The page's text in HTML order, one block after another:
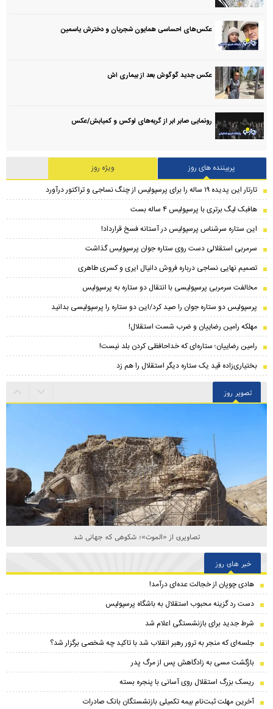
عکس‌های احساسی همایون شجریان و دخترش یاسمین
عکس جدید گوگوش بعد از بیماری اش
رونمایی صابر ابر از گربه‌های لوکس و کمیابش/عکس
پربیننده های روز
ویژه روز
تارتار این پدیده ۱۹ ساله را برای پرسپولیس از چنگ نساجی و تراکتور درآورد
هافبک لیگ برتری با پرسپولیس ۴ ساله بست
این ستاره سرشناس پرسپولیس در آستانه فسخ قرارداد!
سرمربی استقلالی دست روی ستاره جوان پرسپولیس گذاشت
تصمیم نهایی نساجی درباره فروش دانیال ایری و کسری طاهری
مخالفت سرمربی پرسپولیسی با انتقال دو ستاره به پرسپولیس
پرسپولیس دو ستاره جوان را صید کرد/این دو ستاره را پرسپولیسی بدانید
مهلکه رامین رضاییان و ضرب شست استقلال!
رامین رضاییان؛ ستاره‌ای که خداحافظی کردن بلد نیست!
بختیاری‌زاده قید یک ستاره دیگر استقلال را هم زد
تصویر روز
تصاویری از «الموت»؛ شکوهی که جهانی شد
خبر های روز
هادی چوپان از خجالت عده‌ای درآمد!
دست رد گزینه محبوب استقلال به باشگاه پرسپولیس
شرط جدید برای بازنشستگی اعلام شد
جلسه‌ای که منجر به ترور رهبر انقلاب شد با تاکید چه شخصی برگزار شد؟
بازگشت مسی به زادگاهش پس از مرگ پدر
ریسک بزرگ استقلال روی آسانی با پنجره بسته
آخرین مهلت ثبت‌نام بیمه تکمیلی بازنشستگان بانک صادرات